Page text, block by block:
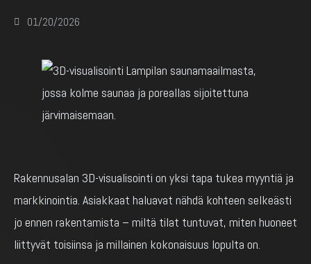
01/20/2026
Rakennusalan 3D-visualisointi on yksi tapa tukea myyntiä ja
markkinointia. Asiakkaat haluavat nähdä kohteen selkeästi
jo ennen rakentamista – miltä tilat tuntuvat, miten huoneet
liittyvät toisiinsa ja millainen kokonaisuus lopulta on.